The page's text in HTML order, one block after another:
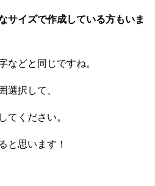
サイズで作成している方もいま
などと同じですね。
選択して、
てください。
と思います！